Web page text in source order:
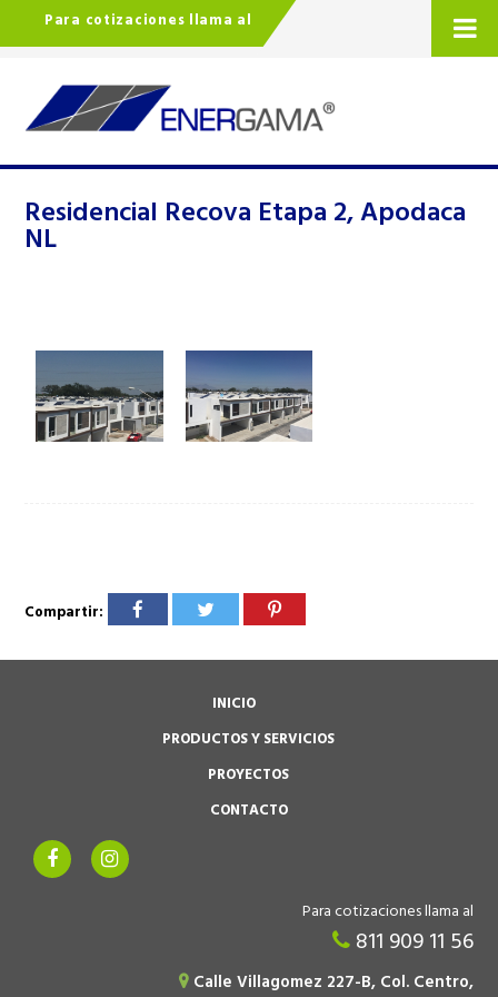
Para cotizaciones llama al
Residencial Recova Etapa 2, Apodaca
NL
Compartir:
INICIO
PRODUCTOS Y SERVICIOS
PROYECTOS
CONTACTO
Para cotizaciones llama al
811 909 11 56
Calle Villagomez 227-B, Col. Centro,